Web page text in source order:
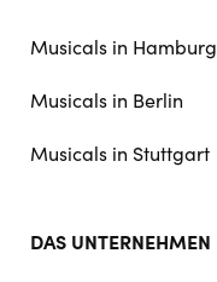
Musicals in Hamburg
Musicals in Berlin
Musicals in Stuttgart
DAS UNTERNEHMEN